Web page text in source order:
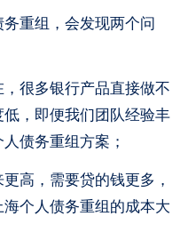
重组，会发现两个问
很多银行产品直接做不
，即便我们团队经验丰
债务重组方案；
高，需要贷的钱更多，
个人债务重组的成本大